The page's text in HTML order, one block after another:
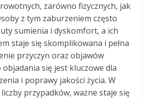
zarówno fizycznych, jak
z tym zaburzeniem często
sumienia i dyskomfort, a ich
staje się skomplikowana i pełna
przyczyn oraz objawów
się jest kluczowe dla
i poprawy jakości życia. W
przypadków, ważne staje się